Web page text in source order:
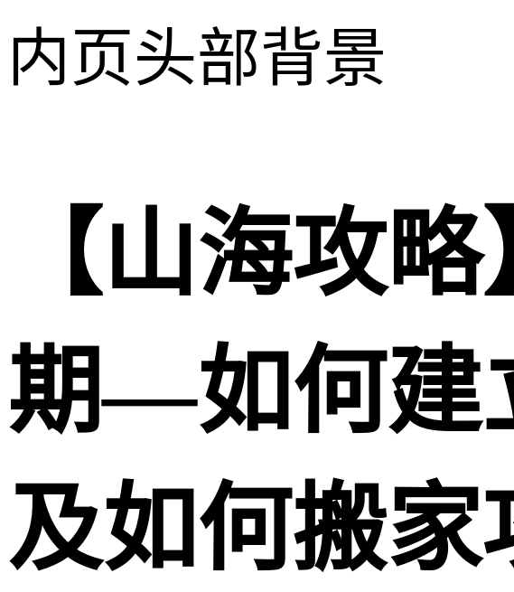
内页头部背景
【山海攻
期—如何建
及如何搬